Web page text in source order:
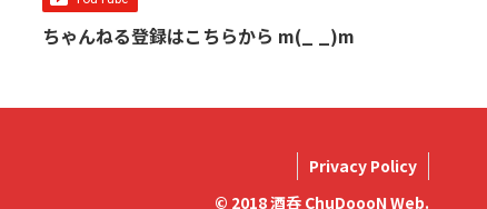
ちゃんねる登録はこちらから m(_ _)m
Privacy Policy
© 2018 酒呑 ChuDoooN Web.